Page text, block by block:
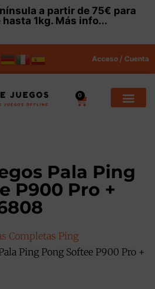
a partir de 75€ para
1kg. Más info...
Acceso / Cuenta
0
Pala Ping
P900 Pro +
Completas Ping
Ping Pong Softee P900 Pro +